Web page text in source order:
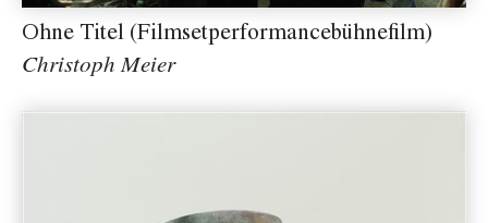
Ohne Titel (Filmsetperformancebühnefilm)
Christoph Meier